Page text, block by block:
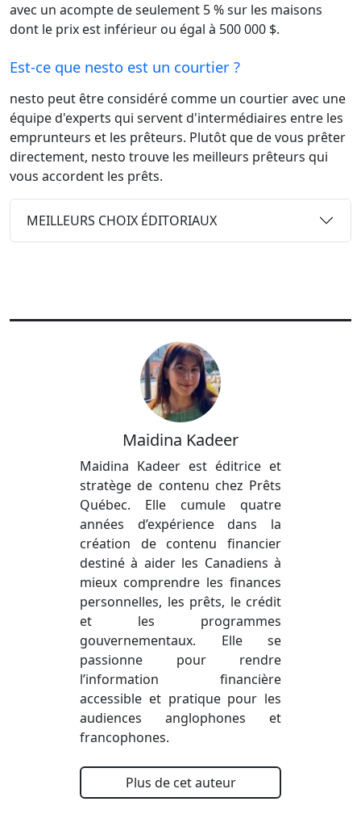
avec un acompte de seulement 5 % sur les maisons
dont le prix est inférieur ou égal à 500 000 $.
Est-ce que nesto est un courtier ?
nesto peut être considéré comme un courtier avec une
équipe d'experts qui servent d'intermédiaires entre les
emprunteurs et les prêteurs. Plutôt que de vous prêter
directement, nesto trouve les meilleurs prêteurs qui
vous accordent les prêts.
MEILLEURS CHOIX ÉDITORIAUX
Maidina Kadeer
Maidina Kadeer est éditrice et
stratège de contenu chez Prêts
Québec. Elle cumule quatre
années d’expérience dans la
création de contenu financier
destiné à aider les Canadiens à
mieux comprendre les finances
personnelles, les prêts, le crédit
et les programmes
gouvernementaux. Elle se
passionne pour rendre
l’information financière
accessible et pratique pour les
audiences anglophones et
francophones.
Plus de cet auteur